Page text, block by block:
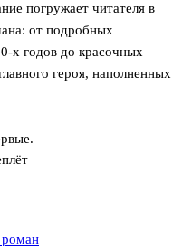
погружает читателя в
от подробных
х годов до красочных
героя, наполненных
роман